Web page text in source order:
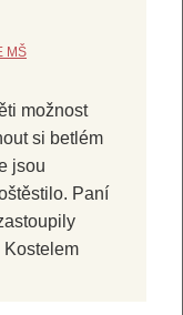
MŠ
možnost
si betlém
jsou
Paní
Kostelem